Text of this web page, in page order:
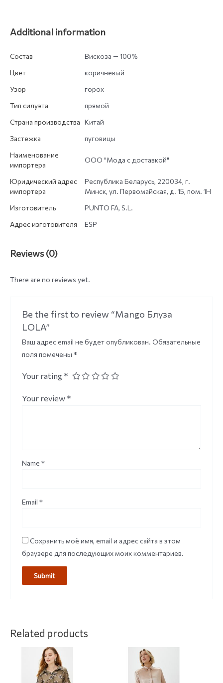
Additional information
Состав
Вискоза — 100%
Цвет
коричневый
Узор
горох
Тип силуэта
прямой
Страна производства Китай
Застежка
пуговицы
Наименование
импортера
ООО "Мода с доставкой"
Юридический адрес
импортера
Республика Беларусь, 220034, г.
Минск, ул. Первомайская, д. 15, пом. 1Н
Изготовитель
PUNTO FA, S.L.
Адрес изготовителя
ESP
Reviews (0)
There are no reviews yet.
Be the first to review “Mango Блуза
LOLA”
Ваш адрес email не будет опубликован. Обязательные
поля помечены *
Your rating *
Your review *
Name *
Email *
Сохранить моё имя, email и адрес сайта в этом
браузере для последующих моих комментариев.
Related products